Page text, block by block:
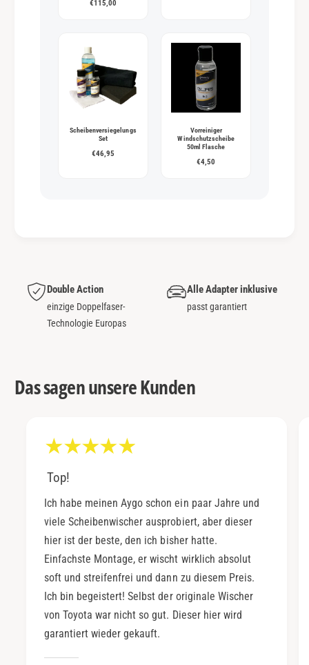
€115,00
Scheibenversiegelungs
Set
€46,95
Vorreiniger
Windschutzscheibe
50ml Flasche
€4,50
Double Action
einzige Doppelfaser-
Technologie Europas
Alle Adapter inklusive
passt garantiert
Das sagen unsere Kunden
Top!
Ich habe meinen Aygo schon ein paar Jahre und
viele Scheibenwischer ausprobiert, aber dieser
hier ist der beste, den ich bisher hatte.
Einfachste Montage, er wischt wirklich absolut
soft und streifenfrei und dann zu diesem Preis.
Ich bin begeistert! Selbst der originale Wischer
von Toyota war nicht so gut. Dieser hier wird
garantiert wieder gekauft.